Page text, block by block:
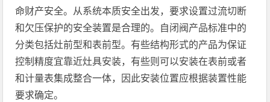
命财产安全。从系统本质安全出发，要求设置过流切断
和欠压保护的安全装置是合理的。自闭阀产品标准中的
分类包括灶前型和表前型。有些结构形式的产品为保证
控制精度宜靠近灶具安装，有些则可以安装在表前或者
和计量表集成整合一体，因此安装位置应根据装置性能
要求确定。